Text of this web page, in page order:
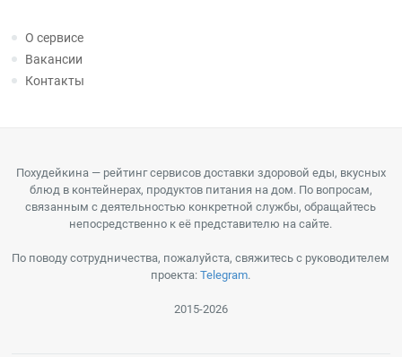
О сервисе
Вакансии
Контакты
Похудейкина — рейтинг сервисов доставки здоровой еды, вкусных
блюд в контейнерах, продуктов питания на дом. По вопросам,
связанным с деятельностью конкретной службы, обращайтесь
непосредственно к её представителю на сайте.
По поводу сотрудничества, пожалуйста, свяжитесь с руководителем
проекта:Telegram.
2015-2026